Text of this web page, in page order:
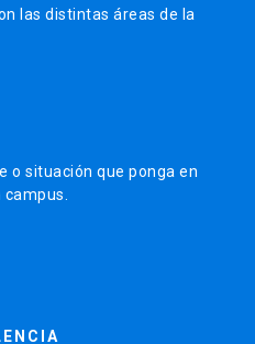
las distintas áreas de la
o situación que ponga en
campus.